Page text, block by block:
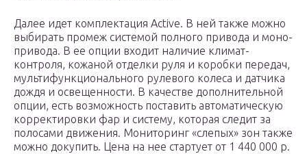
Далее идет комплектация Active. В ней также можно
выбирать промеж системой полного привода и моно-
привода. В ее опции входит наличие климат-
контроля, кожаной отделки руля и коробки передач,
мультифункционального рулевого колеса и датчика
дождя и освещенности. В качестве дополнительной
опции, есть возможность поставить автоматическую
корректировки фар и систему, которая следит за
полосами движения. Мониторинг «слепых» зон также
можно докупить. Цена на нее стартует от 1 440 000 р.